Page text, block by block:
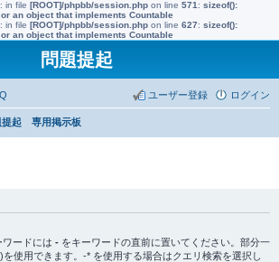
: in file [ROOT]/phpbb/session.php on line 571 : sizeof():
an object that implements Countable
: in file [ROOT]/phpbb/session.php on line 627: sizeof():
an object that implements Countable
問題提起
ログイン
ユーザー登録
提起 専用掲示板
ードには - をキーワードの直前に置いてください。部分一
使用できます。-* を使用する場合はクエリ検索を選択し